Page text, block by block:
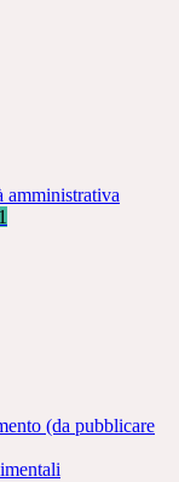
amministrativa
1
(da pubblicare